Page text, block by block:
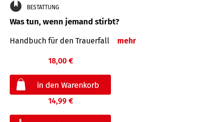
BESTATTUNG
Was tun, wenn jemand stirbt?
Handbuch für den Trauerfall mehr
18,00 €
14,99 €